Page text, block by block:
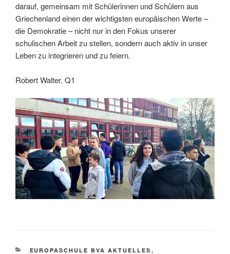
darauf, gemeinsam mit Schülerinnen und Schülern aus
Griechenland einen der wichtigsten europäischen Werte –
die Demokratie – nicht nur in den Fokus unserer
schulischen Arbeit zu stellen, sondern auch aktiv in unser
Leben zu integrieren und zu feiern.
Robert Walter, Q1
KATEGORIEN
EUROPASCHULE BVA AKTUELLES ,